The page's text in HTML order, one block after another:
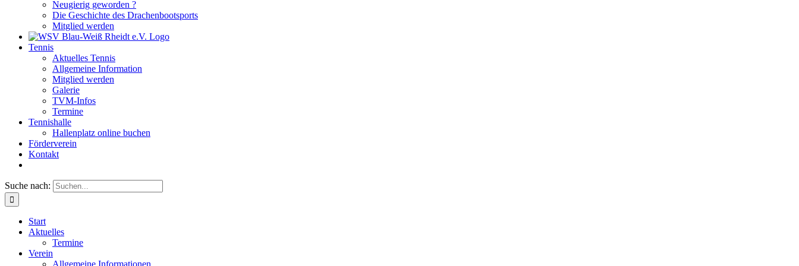
Neugierig geworden ?
Die Geschichte des Drachenbootsports
Mitglied werden
Tennis
Aktuelles Tennis
Allgemeine Information
Mitglied werden
Galerie
TVM-Infos
Termine
Tennishalle
Hallenplatz online buchen
Förderverein
Kontakt
Suche nach:
Start
Aktuelles
Termine
Verein
Allgemeine Informationen